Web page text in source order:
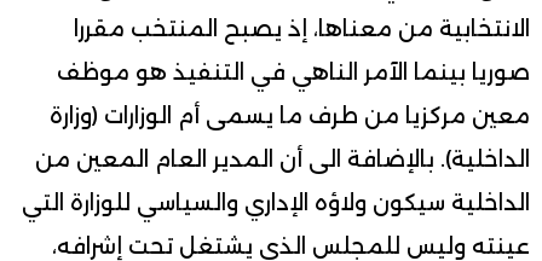
الانتخابية من معناها، إذ يصبح المنتخب مقررا
صوريا بينما الآمر الناهي في التنفيذ هو موظف
معين مركزيا من طرف ما يسمى أم الوزارات (وزارة
الداخلية). بالإضافة الى أن المدير العام المعين من
الداخلية سيكون ولاؤه الإداري والسياسي للوزارة التي
عينته وليس للمجلس الذي يشتغل تحت إشرافه،